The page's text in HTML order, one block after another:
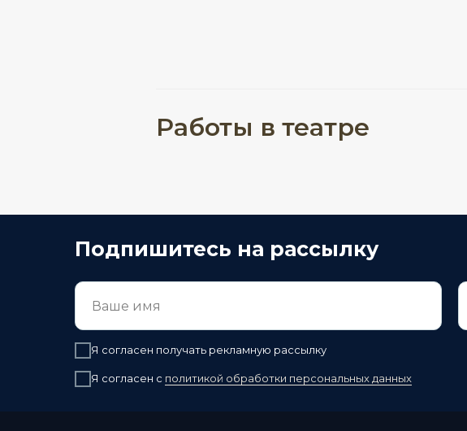
Работы в театре
Подпишитесь на рассылку
Я согласен получать рекламную рассылку
Я согласен с политикой обработки персональных данных